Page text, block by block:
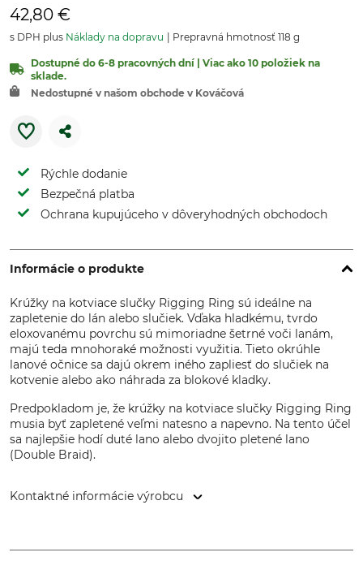
42,80 €
s DPH plus Náklady na dopravu Prepravná hmotnosť 118 g
Dostupné do 6-8 pracovných dní | Viac ako 10 položiek na
sklade.
Nedostupné v našom obchode v Kováčová
Rýchle dodanie
Bezpečná platba
Ochrana kupujúceho v dôveryhodných obchodoch
Informácie o produkte
Krúžky na kotviace slučky Rigging Ring sú ideálne na
zapletenie do lán alebo slučiek. Vďaka hladkému, tvrdo
eloxovanému povrchu sú mimoriadne šetrné voči lanám,
majú teda mnohoraké možnosti využitia. Tieto okrúhle
lanové očnice sa dajú okrem iného zapliesť do slučiek na
kotvenie alebo ako náhrada za blokové kladky.
Predpokladom je, že krúžky na kotviace slučky Rigging Ring
musia byť zapletené veľmi natesno a napevno. Na tento účel
sa najlepšie hodí duté lano alebo dvojito pletené lano
(Double Braid).
Kontaktné informácie výrobcu
www.antal.it